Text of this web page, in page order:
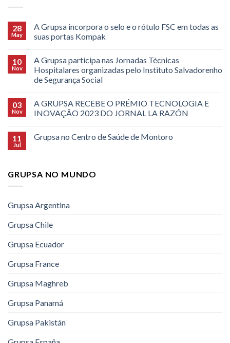
28
May
A Grupsa incorpora o selo e o rótulo FSC em todas as
suas portas Kompak
10
Nov
A Grupsa participa nas Jornadas Técnicas
Hospitalares organizadas pelo Instituto Salvadorenho
de Segurança Social
03
Nov
A GRUPSA RECEBE O PRÉMIO TECNOLOGIA E
INOVAÇÃO 2023 DO JORNAL LA RAZÓN
11
Jul
Grupsa no Centro de Saúde de Montoro
GRUPSA NO MUNDO
Grupsa Argentina
Grupsa Chile
Grupsa Ecuador
Grupsa France
Grupsa Maghreb
Grupsa Panamá
Grupsa Pakistán